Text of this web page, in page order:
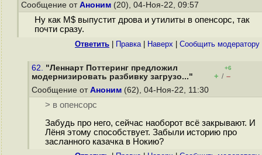
Сообщение от Аноним (20), 04-Ноя-22, 09:57
Ну как M$ выпустит дрова и утилиты в опенсорс, так
почти сразу.
Ответить Правка| Наверх Cообщить модератору
62. "Леннарт Поттеринг предложил
модернизировать разбивку загрузо..."
+6
+ / –
Сообщение от Аноним (62), 04-Ноя-22, 11:30
> в опенсорс
Забудь про него, сейчас наоборот всё закрывают. И
Лёня этому способствует. Забыли историю про
засланного казачка в Нокию?